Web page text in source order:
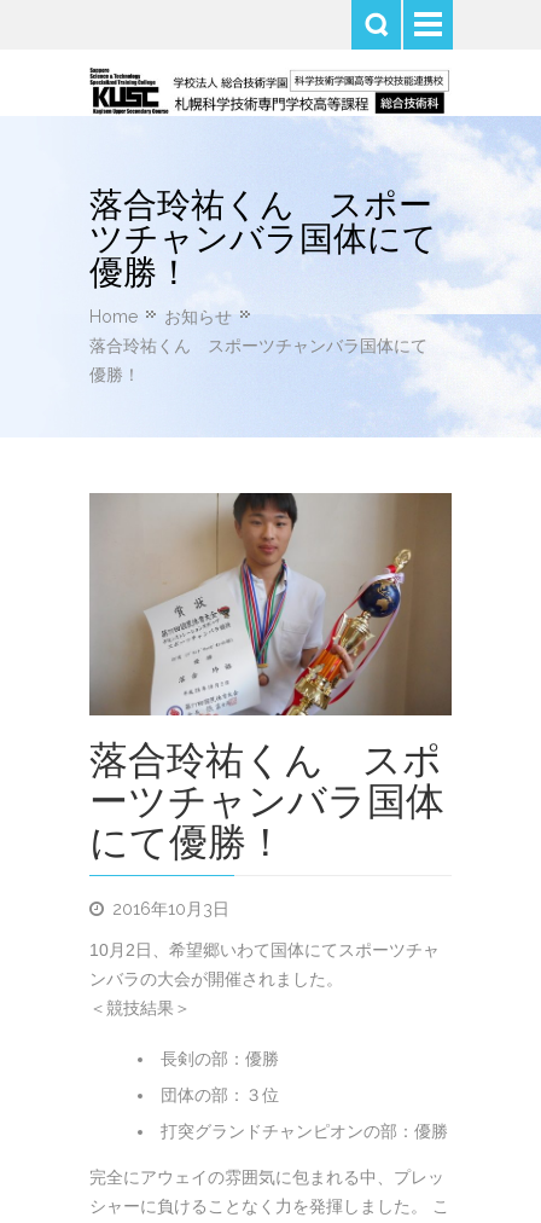
落合玲祐くん スポー
ツチャンバラ国体にて
優勝！
Home
お知らせ
落合玲祐くん スポーツチャンバラ国体にて
優勝！
落合玲祐くん スポ
ーツチャンバラ国体
にて優勝！
2016年10月3日
10月2日、希望郷いわて国体にてスポーツチャ
ンバラの大会が開催されました。
＜競技結果＞
長剣の部：優勝
団体の部：３位
打突グランドチャンピオンの部：優勝
完全にアウェイの雰囲気に包まれる中、プレッ
シャーに負けることなく力を発揮しました。 こ